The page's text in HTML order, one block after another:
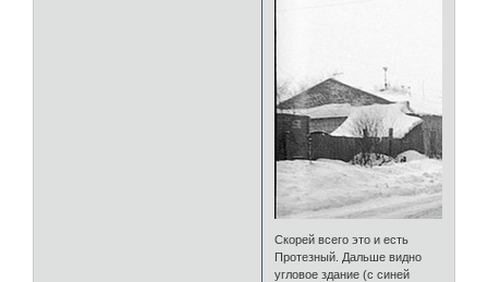
Скорей всего это и есть
Протезный. Дальше видно
угловое здание (с синей